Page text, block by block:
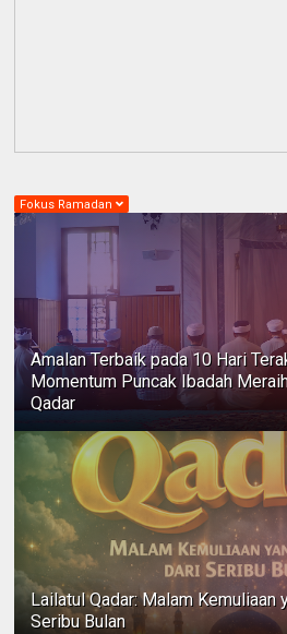
Fokus Ramadan
Amalan Terbaik pada 10 Hari
Momentum Puncak Ibadah
Qadar
Lailatul Qadar: Malam Kemuliaan
Seribu Bulan